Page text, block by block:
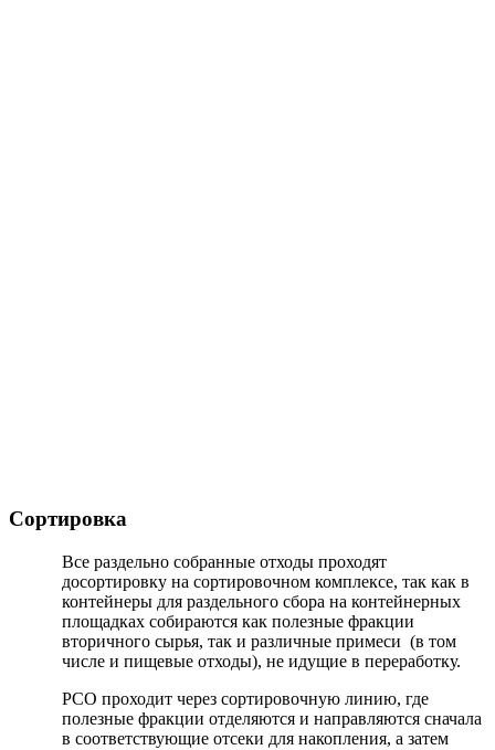
Сортировка
Все раздельно собранные отходы проходят
досортировку на сортировочном комплексе, так как в
контейнеры для раздельного сбора на контейнерных
площадках собираются как полезные фракции
вторичного сырья, так и различные примеси (в том
числе и пищевые отходы), не идущие в переработку.
РСО проходит через сортировочную линию, где
полезные фракции отделяются и направляются сначала
в соответствующие отсеки для накопления, а затем